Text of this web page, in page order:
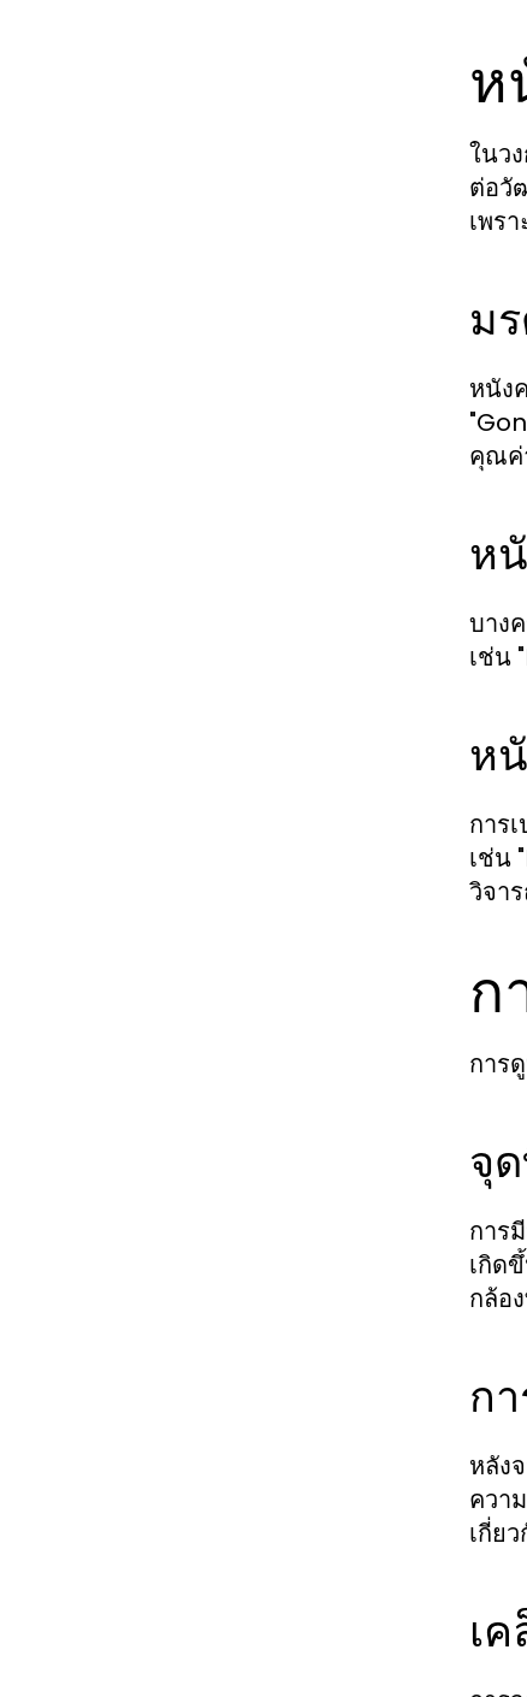
ห
ในว
ต่อวั
เพร
ม
หนัง
คุณค่
ห
บาง
เช่น
ห
การ
เช่น
วิจา
ก
การ
จุ
การ
เกิด
กล้อ
ก
หลัง
ควา
เกี่ย
เ